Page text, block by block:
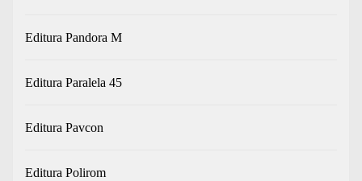
Editura Pandora M
Editura Paralela 45
Editura Pavcon
Editura Polirom